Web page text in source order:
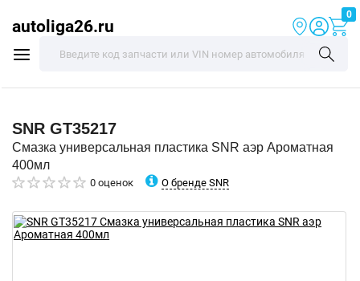
autoliga26.ru
0
SNR GT35217
Смазка универсальная пластика SNR аэр Ароматная
400мл
0 оценок О бренде SNR